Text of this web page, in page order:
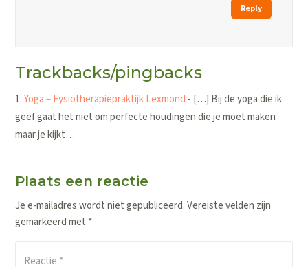
Reply
Trackbacks/pingbacks
Yoga – Fysiotherapiepraktijk Lexmond - […] Bij de yoga die ik
geef gaat het niet om perfecte houdingen die je moet maken
maar je kijkt…
Plaats een reactie
Je e-mailadres wordt niet gepubliceerd. Vereiste velden zijn
gemarkeerd met *